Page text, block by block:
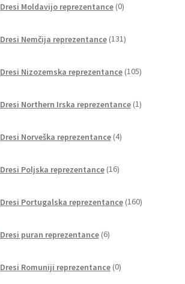
Dresi Moldavijo reprezentance 0izdelkov
Dresi Nemčija reprezentance 131izdelkov
Dresi Nizozemska reprezentance 105izdelkov
Dresi Northern Irska reprezentance 1izdelek
Dresi Norveška reprezentance 4izdelki
Dresi Poljska reprezentance 16izdelkov
Dresi Portugalska reprezentance 160izdelkov
Dresi puran reprezentance 6izdelkov
Dresi Romuniji reprezentance 0izdelkov